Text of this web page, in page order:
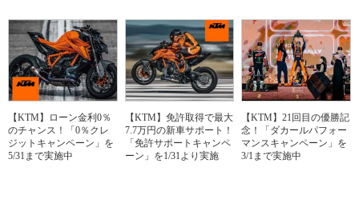
【KTM】ローン金利0％
のチャンス！「0％クレ
ジットキャンペーン」を
5/31まで実施中
【KTM】免許取得で最大
7.7万円の新車サポート！
「免許サポートキャンペ
ーン」を1/31より実施
【KTM】21回目の優勝記
念！「ダカールパフォー
マンスキャンペーン」を
3/1まで実施中